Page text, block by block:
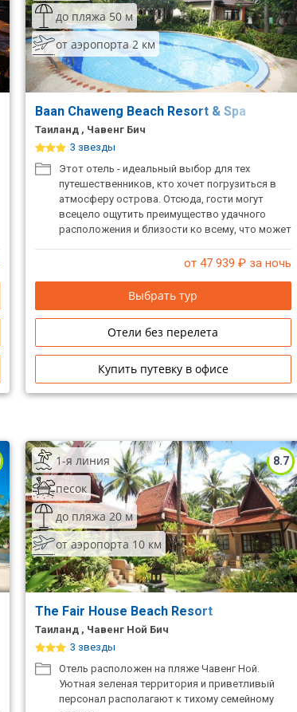
до пляжа 50 м
от аэропорта 2 км
Baan Chaweng Beach Resort & Spa
Таиланд , Чавенг Бич
3 звезды
Этот отель - идеальный выбор для тех
путешественников, кто хочет погрузиться в
атмосферу острова. Отсюда, гости могут
всецело ощутить преимущество удачного
расположения и близости ко всему, что может
туристам. Красивый окружающий природный
непосредственной близости к
достопримечательностям.
от 47 939 ₽ за ночь
Выбрать тур
Отели без перелета
Купить путевку в офисе
8.7
1-я линия
песок
до пляжа 20 м
от аэропорта 10 км
The Fair House Beach Resort
Таиланд , Чавенг Ной Бич
3 звезды
Отель расположен на пляже Чавенг Ной.
Уютная зеленая территория и приветливый
персонал располагают к тихому семейному